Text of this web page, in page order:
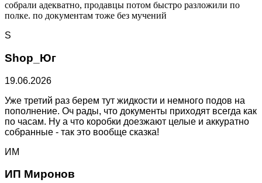
собрали адекватно, продавцы потом быстро разложили по
полке. по документам тоже без мучений
S
Shop_Юг
19.06.2026
Уже третий раз берем тут жидкости и немного подов на
пополнение. Оч рады, что документы приходят всегда как
по часам. Ну а что коробки доезжают целые и аккуратно
собранные - так это вообще сказка!
ИМ
ИП Миронов